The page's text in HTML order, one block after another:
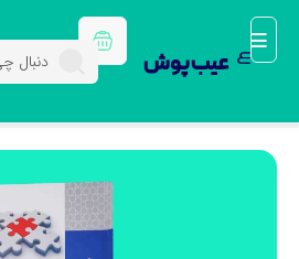
عیب پوش